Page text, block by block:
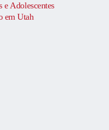
e Adolescentes
em Utah